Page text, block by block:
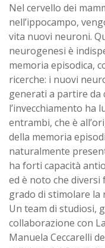
Nel cervello dei
nell’ippocampo,
vita nuovi neuroni.
neurogenesi è
memoria episodica,
ricerche: i nuovi
generati a partire da
l’invecchiamento ha
entrambi, che è
della memoria
naturalmente
ha forti capacità
ed è noto che
grado di stimolare la
Un team di studiosi,
collaborazione con
Manuela Ceccarelli